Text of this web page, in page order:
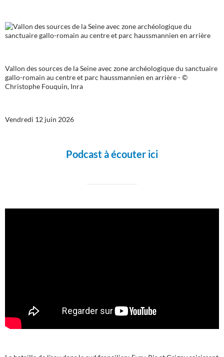
Vallon des sources de la Seine avec zone archéologique du sanctuaire
gallo-romain au centre et parc haussmannien en arrière - ©
Christophe Fouquin, Inra
Vendredi 12 juin 2026
Podcast à écouter ici